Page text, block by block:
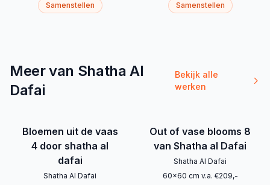
Samenstellen Samenstellen
Meer van Shatha Al
Dafai
Bekijk alle
werken
Bloemen uit de vaas
4 door shatha al
dafai
Shatha Al Dafai
Out of vase blooms 8
van Shatha al Dafai
Shatha Al Dafai
60x60 cm v.a. €209,-